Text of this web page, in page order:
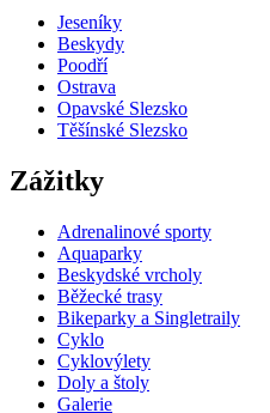
Jeseníky
Beskydy
Poodří
Ostrava
Opavské Slezsko
Těšínské Slezsko
Zážitky
Adrenalinové sporty
Aquaparky
Beskydské vrcholy
Běžecké trasy
Bikeparky a Singletraily
Cyklo
Cyklovýlety
Doly a štoly
Galerie